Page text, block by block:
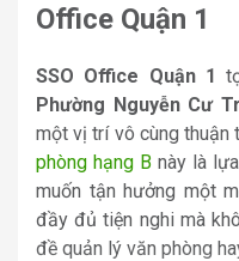
Office Quận 1
SSO Office Quận 1
Phường Nguyễn Cư
một vị trí vô cùng thuận
phòng hạng B này là
muốn tận hưởng một
đầy đủ tiện nghi mà
đề quản lý văn phòng